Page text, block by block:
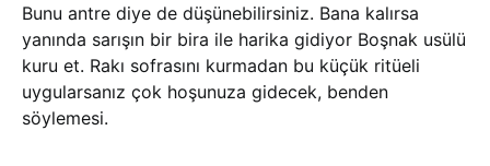
Bunu antre diye de düşünebilirsiniz. Bana kalırsa
yanında sarışın bir bira ile harika gidiyor Boşnak usülü
kuru et. Rakı sofrasını kurmadan bu küçük ritüeli
uygularsanız çok hoşunuza gidecek, benden
söylemesi.